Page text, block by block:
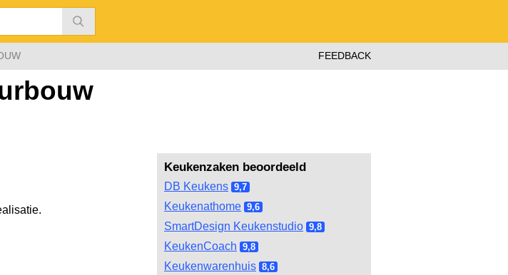
FEEDBACK
Keukenzaken beoordeeld
DB Keukens 9,7
Keukenathome 9,6
SmartDesign Keukenstudio 9,8
KeukenCoach 9,8
Keukenwarenhuis 8,6